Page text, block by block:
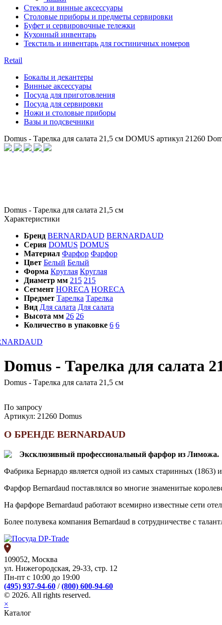
Стекло и винные аксессуары
Столовые приборы и предметы сервировки
Буфет и сервировочные тележки
Кухонный инвентарь
Текстиль и инвентарь для гостиничных номеров
Retail
Бокалы и декантеры
Винные аксессуары
Посуда для приготовления
Посуда для сервировки
Ножи и столовые приборы
Вазы и подсвечники
Domus - Тарелка для салата 21,5 см DOMUS артикул 21260
Domus - Тарелка для салата 21,5 см
Характеристики
Бренд BERNARDAUD BERNARDAUD
Серия DOMUS DOMUS
Материал Фарфор Фарфор
Цвет Белый Белый
Форма Круглая Круглая
Диаметр мм 215 215
Сегмент HORECA HORECA
Предмет Тарелка Тарелка
Вид Для салата Для салата
Высота мм 26 26
Количество в упаковке 6 6
Domus - Тарелка для салата
Domus - Тарелка для салата 21,5 см
По запросу
Артикул: 21260 Domus
О БРЕНДЕ BERNARDAUD
Эксклюзивный профессиональный фарфор из Лиможа.
Фабрика Бернардо является одной из самых старинных
Фарфор Bernardaud поставлялся во многие знаменитые
На фарфоре Bernardaud работают всемирно известные сети
Более полувека компания Bernardaud в сотрудничестве с
109052, Москва
ул. Нижегородская, 29-33, стр. 12
Пн-пт с 10:00 до 19:00
(495) 937-94-60 /(800) 600-94-60
© 2026. All rights reserved.
×
Каталог